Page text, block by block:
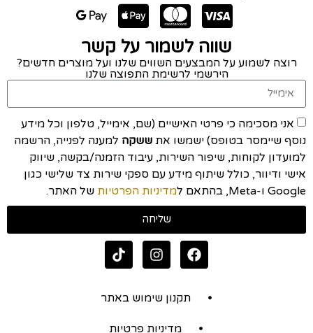
שווה לשמור על קשר
רוצה לשמוע על המבצעים השווים שלנו ועל מוצרים חדשים?
הירשמי לרשימת התפוצה שלנו
אני מסכימה כי פרטי האישיים (שם, אימייל, טלפון וכל מידע
נוסף שיימסר בטופס) ישמשו את ששקה למענה לפנייה, הרשמה
למועדון לקוחות, שיפור השירות, עיבוד הזמנה/בקשה, שיווק
אישי ודיוור, כולל שיתוף מידע עם ספקי שירות צד שלישי כגון
Google ו-Meta, בהתאם ל
מדיניות הפרטיות של האתר.
שליחה
תקנון שימוש באתר
מדיניות פרטיות